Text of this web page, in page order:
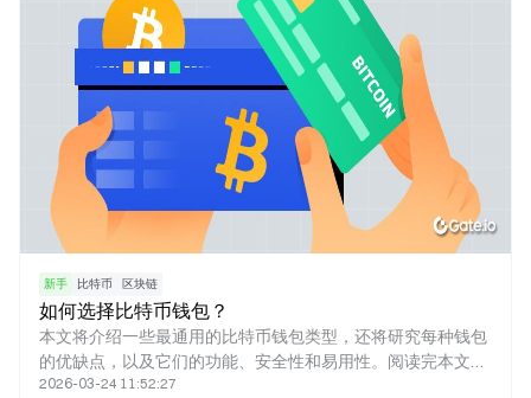
限。本文将深入研究比特币减半及其重要性。
新手 比特币 区块链
如何选择比特币钱包？
本文将介绍一些最通用的比特币钱包类型，还将研究每种钱包
的优缺点，以及它们的功能、安全性和易用性。阅读完本文，
您能更好地了解可用的不同类型的比特币钱包，并明白哪一种
2026-03-24 11:52:27